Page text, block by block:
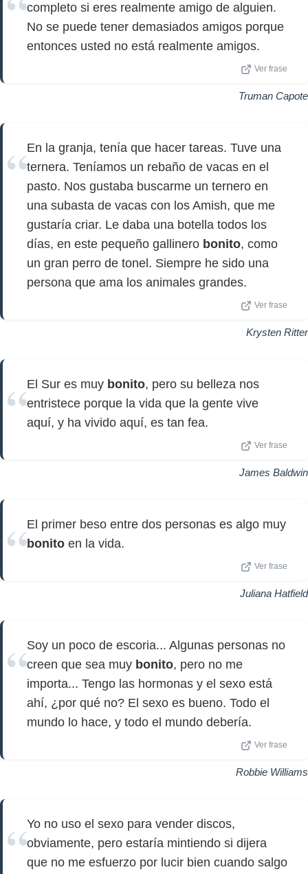
completo si eres realmente amigo de alguien.
No se puede tener demasiados amigos porque
entonces usted no está realmente amigos.
Ver frase
Truman Capote
En la granja, tenía que hacer tareas. Tuve una
ternera. Teníamos un rebaño de vacas en el
pasto. Nos gustaba buscarme un ternero en
una subasta de vacas con los Amish, que me
gustaría criar. Le daba una botella todos los
días, en este pequeño gallinero bonito, como
un gran perro de tonel. Siempre he sido una
persona que ama los animales grandes.
Ver frase
Krysten Ritter
El Sur es muy bonito, pero su belleza nos
entristece porque la vida que la gente vive
aquí, y ha vivido aquí, es tan fea.
Ver frase
James Baldwin
El primer beso entre dos personas es algo muy
bonito en la vida.
Ver frase
Juliana Hatfield
Soy un poco de escoria... Algunas personas no
creen que sea muy bonito, pero no me
importa... Tengo las hormonas y el sexo está
ahí, ¿por qué no? El sexo es bueno. Todo el
mundo lo hace, y todo el mundo debería.
Ver frase
Robbie Williams
Yo no uso el sexo para vender discos,
obviamente, pero estaría mintiendo si dijera
que no me esfuerzo por lucir bien cuando salgo